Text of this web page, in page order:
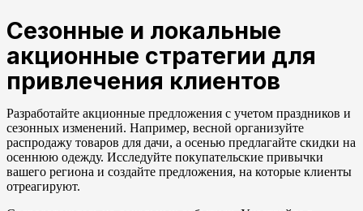
Сезонные и локальные
акционные стратегии для
привлечения клиентов
Разработайте акционные предложения с учетом праздников и
сезонных изменений. Например, весной организуйте
распродажу товаров для дачи, а осенью предлагайте скидки на
осеннюю одежду. Исследуйте покупательские привычки
вашего региона и создайте предложения, на которые клиенты
отреагируют.